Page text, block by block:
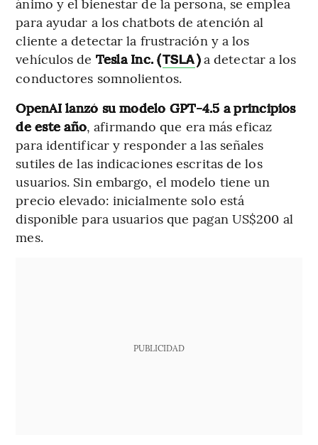
para ayudar a los chatbots de atención al
cliente a detectar la frustración y a los
vehículos de Tesla Inc. (TSLA)a detectar a los
conductores somnolientos.
OpenAI lanzó su modelo GPT-4.5 a principios
de este año, afirmando que era más eficaz
para identificar y responder a las señales
sutiles de las indicaciones escritas de los
usuarios. Sin embargo, el modelo tiene un
precio elevado: inicialmente solo está
disponible para usuarios que pagan US$200 al
mes.
PUBLICIDAD